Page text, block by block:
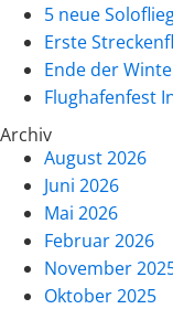
5 neue
Erste
Ende der
Flughafenfest
Archiv
August 2026
Juni 2026
Mai 2026
Februar 2026
November
Oktober 2025